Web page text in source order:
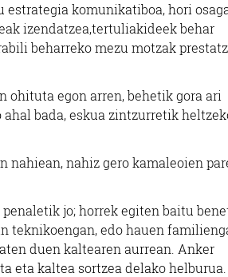
komunikatiboa, hori
izendatzea,tertuliakideek behar
beharreko mezu motzak
ohituta egon arren, behetik gora ari
bada, eskua zintzurretik
nahiean, nahiz gero kamaleoien
jo; horrek egiten baitu
teknikoengan, edo hauen
duen kaltearen aurrean. Anker
eta kaltea sortzea delako helburua.